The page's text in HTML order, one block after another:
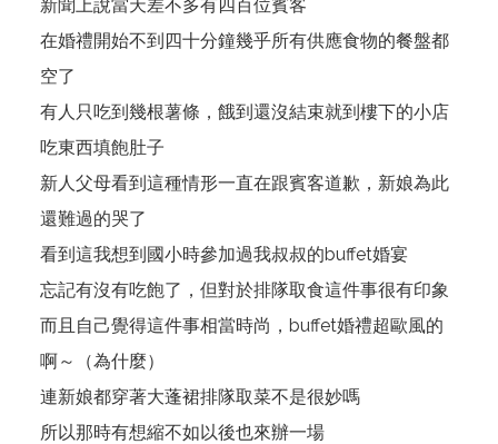
新聞上說當天差不多有四百位賓客
在婚禮開始不到四十分鐘幾乎所有供應食物的餐盤都
空了
有人只吃到幾根薯條，餓到還沒結束就到樓下的小店
吃東西填飽肚子
新人父母看到這種情形一直在跟賓客道歉，新娘為此
還難過的哭了
看到這我想到國小時參加過我叔叔的buffet婚宴
忘記有沒有吃飽了，但對於排隊取食這件事很有印象
而且自己覺得這件事相當時尚，buffet婚禮超歐風的
啊～（為什麼）
連新娘都穿著大蓬裙排隊取菜不是很妙嗎
所以那時有想縮不如以後也來辦一場